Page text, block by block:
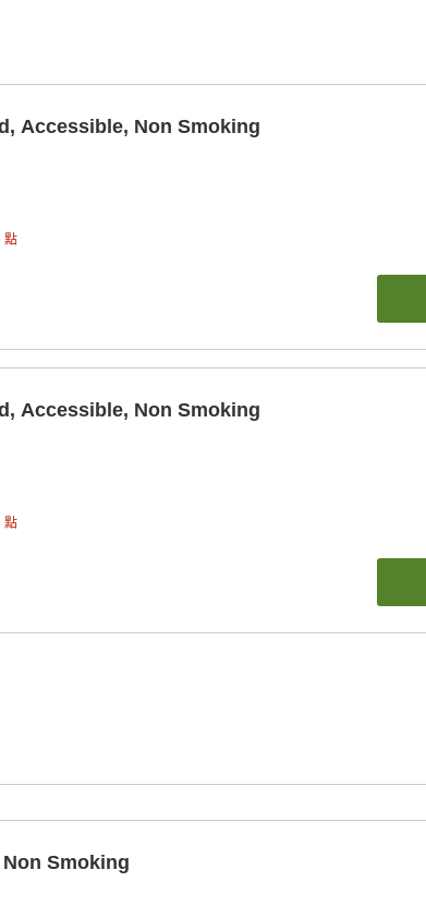
Accessible, Non Smoking
點
Accessible, Non Smoking
點
Smoking